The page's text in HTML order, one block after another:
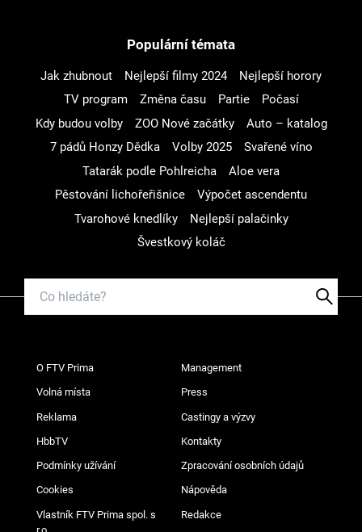
Populární témata
Jak zhubnout Nejlepší filmy 2024
Nejlepší horory
TV program
Změna času Partie
Počasí
Kdy budou volby
ZOO Nové začátky
Auto – katalog
7 pádů Honzy Dědka
Volby 2025
Svařené víno
Tatarák podle Pohlreicha
Aloe vera
Pěstování lichořeřišnice
Výpočet ascendentu
Tvarohové knedlíky
Nejlepší palačinky
Švestkový koláč
O FTV Prima Management
Volná místa Press
Reklama Castingy a výzvy
HbbTV Kontakty
Podmínky užívání Zpracování osobních údajů
Cookies Nápověda
Vlastník FTV Prima spol. s
r.o.
Redakce